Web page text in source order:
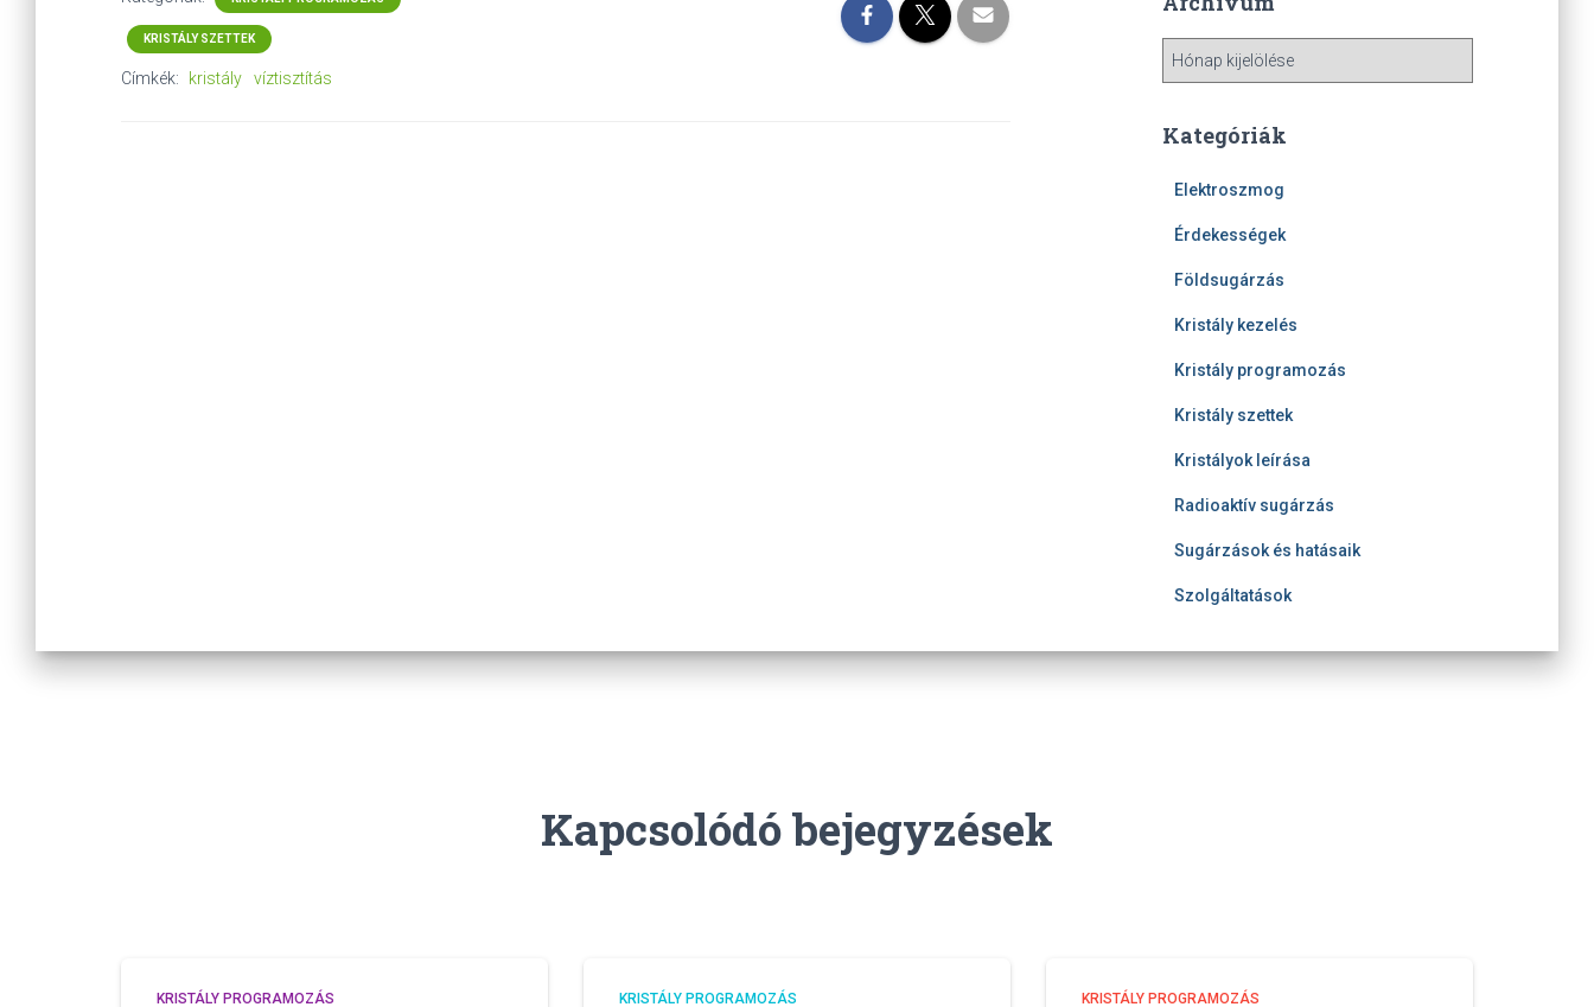
KRISTÁLY SZETTEK
Címkék: kristály víztisztítás
h
m
Kategóriák
Elektroszmog
Érdekességek
Földsugárzás
Kristály kezelés
Kristály programozás
Kristály szettek
Kristályok leírása
Radioaktív sugárzás
Sugárzások és hatásaik
Szolgáltatások
Kapcsolódó bejegyzések
KRISTÁLY PROGRAMOZÁS KRISTÁLY PROGRAMOZÁS KRISTÁLY PROGRAMOZÁS